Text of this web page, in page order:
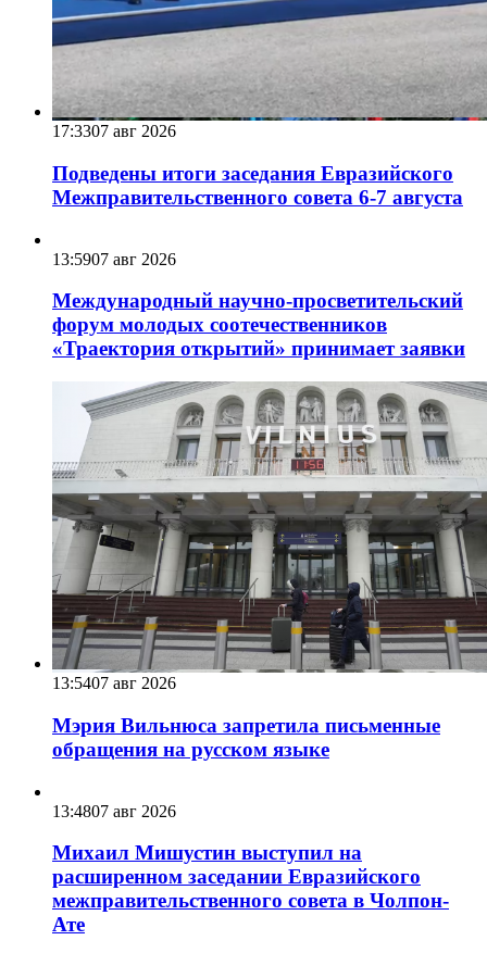
17:3307 авг 2026
Подведены итоги заседания Евразийского
Межправительственного совета 6-7 августа
13:5907 авг 2026
Международный научно-просветительский
форум молодых соотечественников
«Траектория открытий» принимает заявки
13:5407 авг 2026
Мэрия Вильнюса запретила письменные
обращения на русском языке
13:4807 авг 2026
Михаил Мишустин выступил на
расширенном заседании Евразийского
межправительственного совета в Чолпон-
Ате